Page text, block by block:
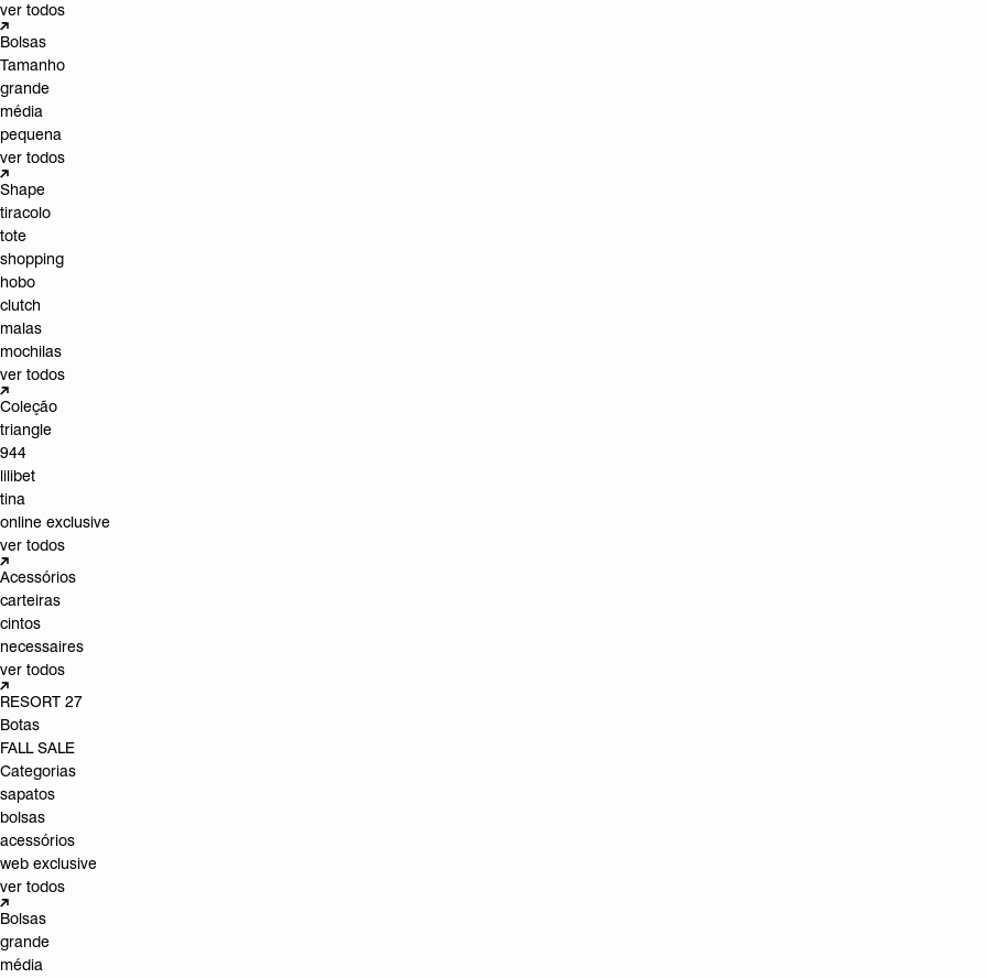
ver todos
Bolsas
Tamanho
grande
média
pequena
ver todos
Shape
tiracolo
tote
shopping
hobo
clutch
malas
mochilas
ver todos
Coleção
triangle
944
lilibet
tina
online exclusive
ver todos
Acessórios
carteiras
cintos
necessaires
ver todos
RESORT 27
Botas
FALL SALE
Categorias
sapatos
bolsas
acessórios
web exclusive
ver todos
Bolsas
grande
média